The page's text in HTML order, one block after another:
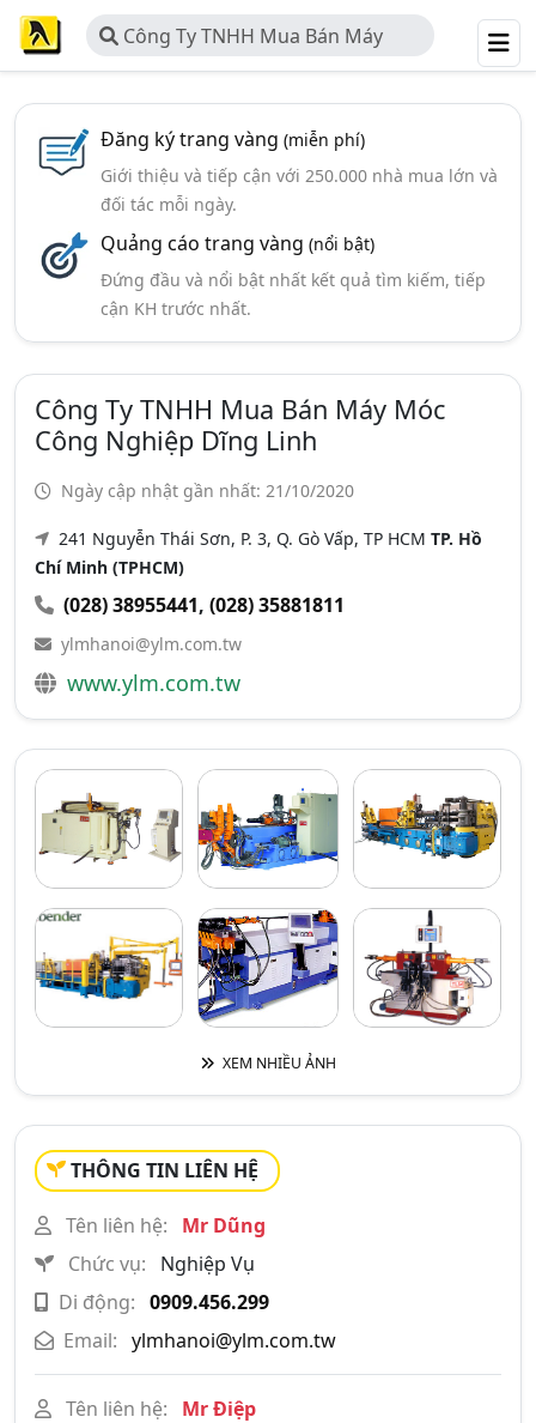
Công Ty TNHH Mua Bán Máy
Móc Công Nghiệp Dĩng Linh
Đăng ký trang vàng (miễn phí)
Giới thiệu và tiếp cận với 250.000 nhà mua lớn và
đối tác mỗi ngày.
Quảng cáo trang vàng (nổi bật)
Đứng đầu và nổi bật nhất kết quả tìm kiếm, tiếp
cận KH trước nhất.
Công Ty TNHH Mua Bán Máy Móc
Công Nghiệp Dĩng Linh
Ngày cập nhật gần nhất: 21/10/2020
241 Nguyễn Thái Sơn, P. 3, Q. Gò Vấp, TP HCM TP. Hồ
Chí Minh (TPHCM)
(028) 38955441, (028) 35881811
ylmhanoi@ylm.com.tw
www.ylm.com.tw
XEM NHIỀU ẢNH
THÔNG TIN LIÊN HỆ
Tên liên hệ:
Mr Dũng
Chức vụ:
Nghiệp Vụ
Di động: 0909.456.299
Email: ylmhanoi@ylm.com.tw
Tên liên hệ:
Mr Điệp